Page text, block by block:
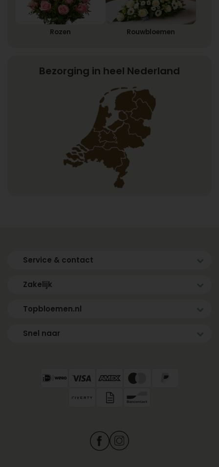
Rozen Rouwbloemen
Bezorging in heel Nederland
Service & contact
Zakelijk
Topbloemen.nl
Snel naar